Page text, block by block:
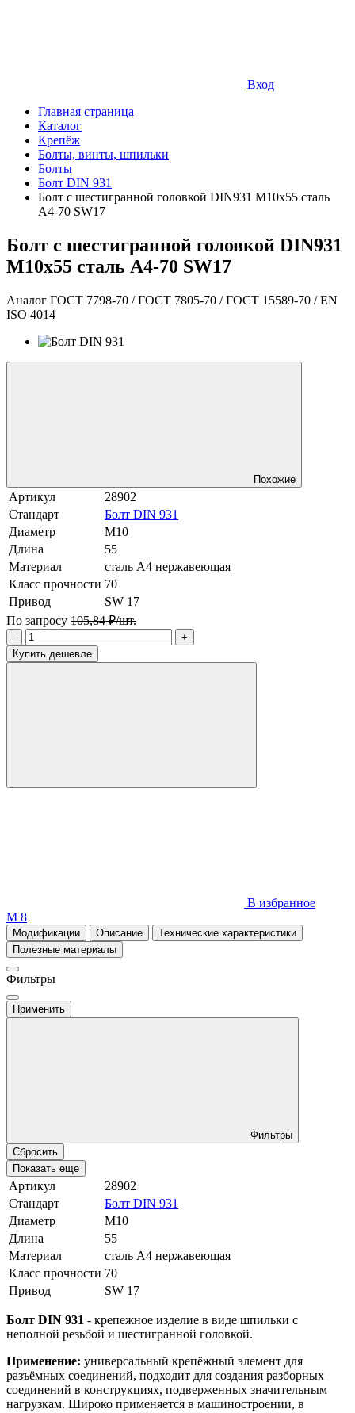
Вход
Главная страница
Каталог
Крепёж
Болты, винты, шпильки
Болты
Болт DIN 931
Болт с шестигранной головкой DIN931 М10х55 сталь
A4-70 SW17
Болт с шестигранной головкой DIN931
М10х55 сталь A4-70 SW17
Аналог ГОСТ 7798-70 / ГОСТ 7805-70 / ГОСТ 15589-70 / EN
ISO 4014
Похожие
Артикул
28902
Стандарт
Болт DIN 931
Диаметр
М10
Длина
55
Материал
сталь A4 нержавеющая
Класс прочности 70
Привод
SW 17
По запросу 105,84 ₽/шт.
-
+
Купить дешевле
В избранное
М 8
Модификации Описание
Технические характеристики
Полезные материалы
Фильтры
Применить
Фильтры
Сбросить
Показать еще
Артикул
28902
Стандарт
Болт DIN 931
Диаметр
М10
Длина
55
Материал
сталь A4 нержавеющая
Класс прочности 70
Привод
SW 17
Болт DIN 931 - крепежное изделие в виде шпильки с
неполной резьбой и шестигранной головкой.
Применение: универсальный крепёжный элемент для
разъёмных соединений, подходит для создания разборных
соединений в конструкциях, подверженных значительным
нагрузкам. Широко применяется в машиностроении, в